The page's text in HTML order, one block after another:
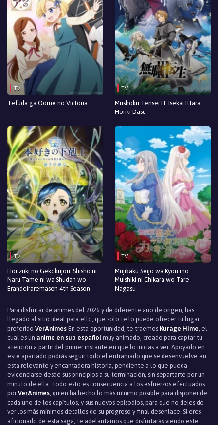
TV
Tefuda ga Oome no Victoria
TV
Mushoku Tensei III: Isekai Ittara
Honki Dasu
TV
Honzuki no Gekokujou: Shisho ni
Naru Tame ni wa Shudan wo
Erandeiraremasen 4th Season
TV
Mujikaku Seijo wa Kyou mo
Muishiki ni Chikara wo Tare
Nagasu
Para disfrutar de animes del 2026 y de diferente año de origen, has
llegado al sitio ideal para ello, que solo te lo puede ofrecer tu lugar
preferido VerAnimes En esta oportunidad, te traemos Kurage Hime , el
cual es un anime en sub español muy animado, creado para captar tu
atención a partir del primer instante en que lo inicias a ver. Apoyado en
este apartado podrás seguir todo el entramado que se desenvuelve en
esta relevante y encantadora historia, pendiente a lo que pueda
evidenciarse desde sus principios a su terminación, sin separtarte por un
minuto de ella. Todo esto es consecuencia a los esfuerzos efectuados
por VerAnimes , quien ha hecho lo más mínimo posible para disponer de
cada uno de los capítulos, y sus nuevos episodios, para que no dejes de
ver los más mínimos detalles de su progreso y final desenlace. Si eres
aficionado de esta saga, te adelantamos que disfrutarás viendo este